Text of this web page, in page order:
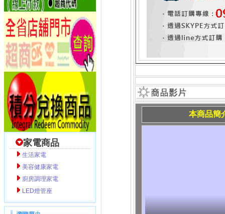
家電商品
生活家電
美容健康家電
廚房調理家電
LED燈管座
本商品簡